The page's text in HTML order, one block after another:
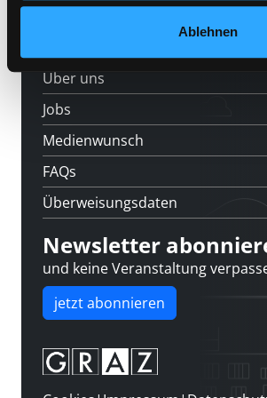
Ablehnen
Über uns
Jobs
Medienwunsch
FAQs
Überweisungsdaten
Newsletter
und keine Veranstaltung
jetzt abonnieren